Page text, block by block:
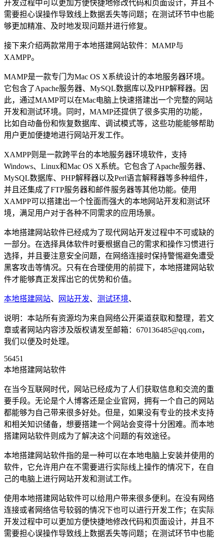
开发过程中可以更加方便快捷地修改代码和页面设计，并且不
需要担心误操作导致线上数据丢失等问题；在测试环节中也能
够更加精准、及时地发现问题并进行修复。
接下来介绍两款常用于本地搭建网站软件：MAMP与
XAMPP。
MAMP是一款专门为Mac OS X系统设计的本地服务器环境。
它包含了Apache服务器、MySQL数据库以及PHP解释器。因
此，通过MAMP可以在Mac电脑上快速搭建出一个完整的网站
开发和测试环境。同时，MAMP还提供了很多实用的功能，
比如自动备份和恢复数据库、调试模式等，这些功能能够帮助
用户更加便捷地进行网站开发工作。
XAMPP则是一款跨平台的本地服务器环境软件，支持
Windows、Linux和Mac OS X系统。它包含了Apache服务器、
MySQL数据库、PHP解释器以及Perl语言解释器等多种组件，
并且还集成了FTP服务器和邮件服务器等其他功能。使用
XAMPP可以搭建出一个恮面而强大的本地网站开发和测试环
境，满足用户对于各种不同需求的应用场景。
本地搭建网站软件已经成为了现代网站开发过程中不可或缺的
一部分。在选择具体软件时要根据自己的需求和操作习惯进行
选择，并且要注意安全问题，在网络连接时保持警惕避免遭受
黑客攻击等情况。只有在合理使用的前提下，本地搭建网站软
件才能够真正发挥出它的优势和价值。
本地搭建网站、 网站开发、 测试环境、
说明：本站所有资源均为来自网络公开渠道获取和整理，若文
章或者网站内容涉及版权请发至邮箱：670136485@qq.com，
我们以便及时处理。
56451
本地搭建网站软件
在当今互联网时代，网站已经成为了人们获取信息和交流的重
要手段。无论是个人博客还是企业官网，拥有一个自己的网站
都能够为自己带来很多好处。但是，如果没有专业的技术支持
和相关知识储备，想要搭建一个网站会变得十分困难。而本地
搭建网站软件则成为了解决这个问题的有效途径。
本地搭建网站软件指的是一种可以在本地电脑上安装并使用的
软件，它允许用户在不需要进行实际线上操作的情况下，在自
己的电脑上进行网站开发和测试工作。
使用本地搭建网站软件可以给用户带来很多便利。在没有网络
连接或者网络信号较弱的情况下也可以进行开发工作；在实际
开发过程中可以更加方便快捷地修改代码和页面设计，并且不
需要担心误操作导致线上数据丢失等问题；在测试环节中也能